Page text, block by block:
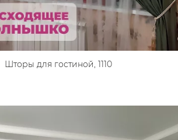
Шторы для гостиной, 1110